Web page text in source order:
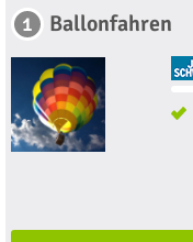
1 Ballonfahren